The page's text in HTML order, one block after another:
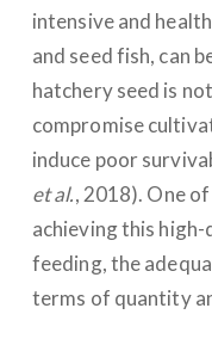
intensive and
and seed fish, can
hatchery seed is
compromise
induce poor
et al., 2018). One
achieving this
feeding, the
terms of quantity